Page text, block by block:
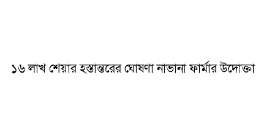
১৬ লাখ শেয়ার হস্তান্তরের ঘোষণা নাভানা ফার্মার উদোক্তা